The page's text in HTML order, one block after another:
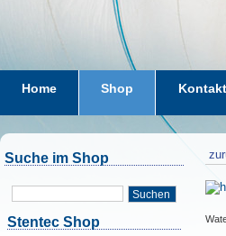
Home Shop Kontakt
Suche im Shop
Suchen
Stentec Shop